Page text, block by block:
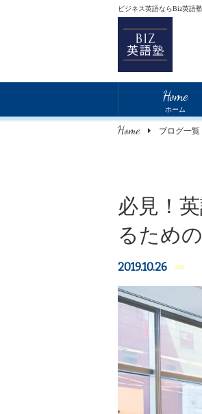
ビジネス英語ならBiz英語
Home
ホーム
Home ブログ一覧
必見！
るため
2019.10.26